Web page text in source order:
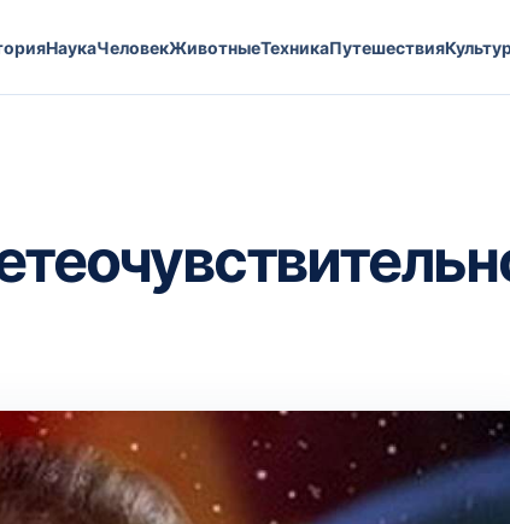
НаукаЧеловекЖивотныеТехникаПутешествия